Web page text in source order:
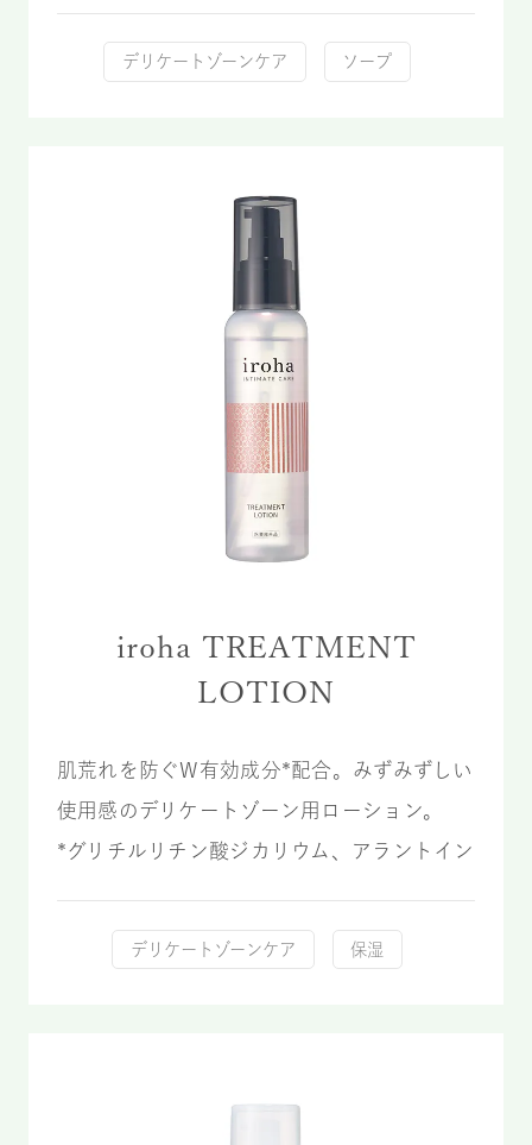
デリケートゾーンケア ソープ
iroha TREATMENT
LOTION
肌荒れを防ぐW有効成分*配合。みずみずしい
使用感のデリケートゾーン用ローション。
*グリチルリチン酸ジカリウム、アラントイン
デリケートゾーンケア 保湿